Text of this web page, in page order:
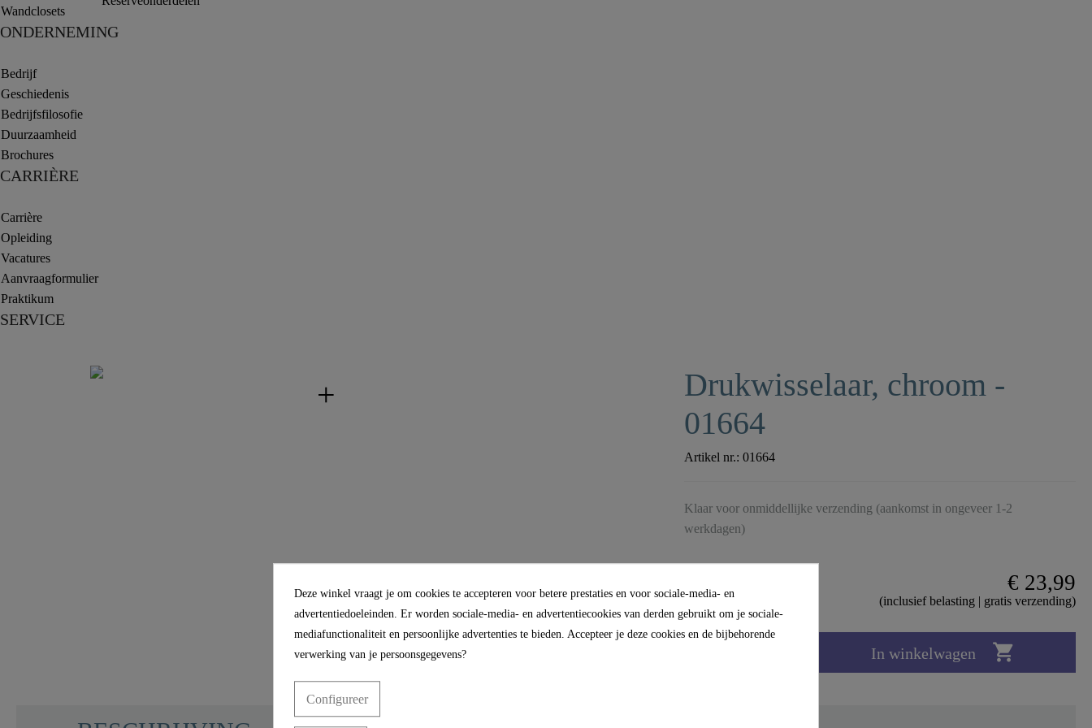
Wandclosets
ONDERNEMING
Bedrijf
Geschiedenis
Bedrijfsfilosofie
Duurzaamheid
Brochures
CARRIÈRE
Carrière
Opleiding
Vacatures
Aanvraagformulier
Praktikum
SERVICE
Drukwisselaar, chroom -
01664
Artikel nr.:01664
Klaar voor onmiddellijke verzending (aankomst in ongeveer 1-2
werkdagen)
€ 23,99
(inclusief belasting | gratis verzending)
In winkelwagen 
Deze winkel vraagt je om cookies te accepteren voor betere prestaties en voor sociale-media- en
advertentiedoeleinden. Er worden sociale-media- en advertentiecookies van derden gebruikt om je sociale-
mediafunctionaliteit en persoonlijke advertenties te bieden. Accepteer je deze cookies en de bijbehorende
verwerking van je persoonsgegevens?
Configureer